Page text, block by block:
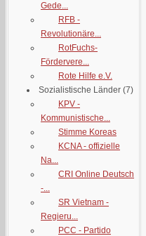
Gede...
RFB -
Revolutionäre...
RotFuchs-
Fördervere...
Rote Hilfe e.V.
Sozialistische Länder (7)
KPV -
Kommunistische...
Stimme Koreas
KCNA - offizielle
Na...
CRI Online Deutsch
-...
SR Vietnam -
Regieru...
PCC - Partido